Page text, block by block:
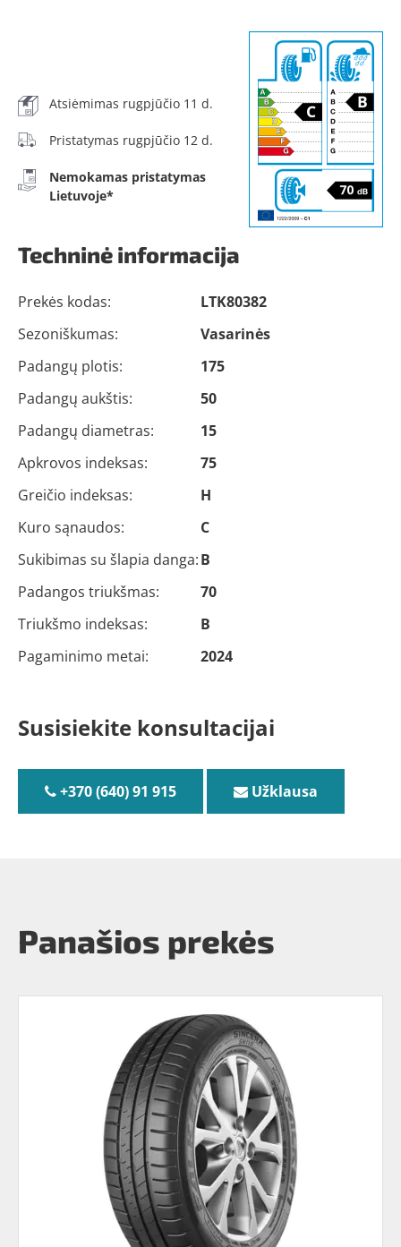
Atsiėmimas rugpjūčio 11 d.
Pristatymas rugpjūčio 12 d.
Nemokamas pristatymas
Lietuvoje*
Techninė informacija
Prekės kodas:
LTK80382
Sezoniškumas:
Vasarinės
Padangų plotis:
175
Padangų aukštis:
50
Padangų diametras:
15
Apkrovos indeksas:
75
Greičio indeksas:
H
Kuro sąnaudos:
C
Sukibimas su šlapia danga:B
Padangos triukšmas:
70
Triukšmo indeksas:
B
Pagaminimo metai:
2024
Susisiekite konsultacijai
+370 (640) 91 915 Užklausa
Panašios prekės